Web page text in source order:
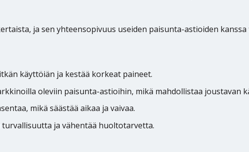
ja sen yhteensopivuus useiden paisunta-astioiden
käyttöiän ja kestää korkeat paineet.
oleviin paisunta-astioihin, mikä mahdollistaa joustavan
mikä säästää aikaa ja vaivaa.
ja vähentää huoltotarvetta.